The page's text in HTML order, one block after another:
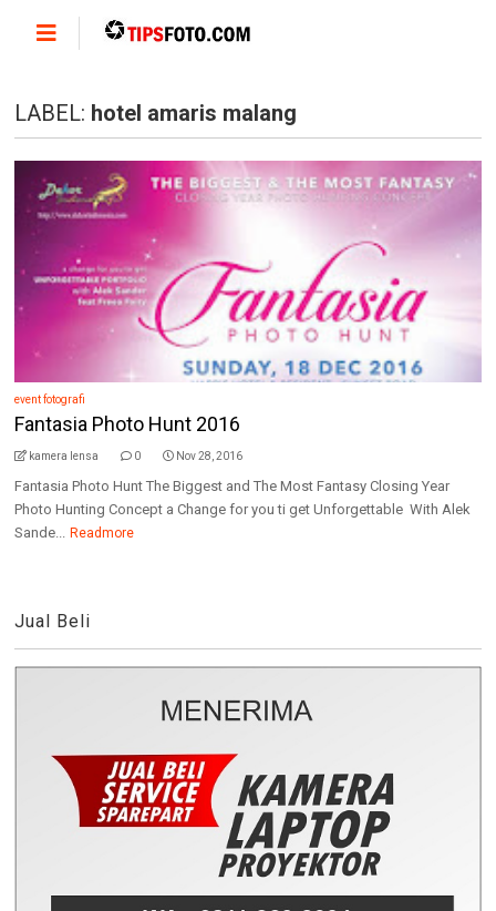
LABEL: hotel amaris malang
event fotografi
Fantasia Photo Hunt 2016
kamera lensa 0 Nov 28, 2016
Fantasia Photo Hunt The Biggest and The Most Fantasy Closing Year
Photo Hunting Concept a Change for you ti get Unforgettable With Alek
Sande... Readmore
Jual Beli